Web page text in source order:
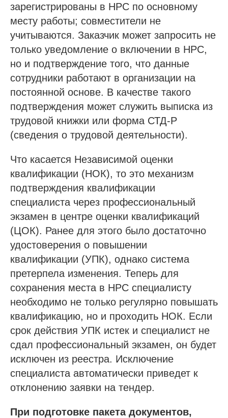
зарегистрированы в НРС по основному
месту работы; совместители не
учитываются. Заказчик может запросить не
только уведомление о включении в НРС,
но и подтверждение того, что данные
сотрудники работают в организации на
постоянной основе. В качестве такого
подтверждения может служить выписка из
трудовой книжки или форма СТД-Р
(сведения о трудовой деятельности).
Что касается Независимой оценки
квалификации (НОК), то это механизм
подтверждения квалификации
специалиста через профессиональный
экзамен в центре оценки квалификаций
(ЦОК). Ранее для этого было достаточно
удостоверения о повышении
квалификации (УПК), однако система
претерпела изменения. Теперь для
сохранения места в НРС специалисту
необходимо не только регулярно повышать
квалификацию, но и проходить НОК. Если
срок действия УПК истек и специалист не
сдал профессиональный экзамен, он будет
исключен из реестра. Исключение
специалиста автоматически приведет к
отклонению заявки на тендер.
При подготовке пакета документов,